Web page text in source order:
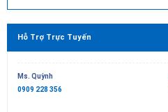
Hỗ Trợ Trực Tuyến
Ms. Quỳnh
0909 228 356